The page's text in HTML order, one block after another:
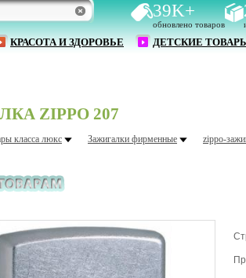
39K+
обновлено товаров
КРАСОТА И ЗДОРОВЬЕ ДЕТСКИЕ
ZIPPO 207
класса люкс Зажигалки фирменные zippo-